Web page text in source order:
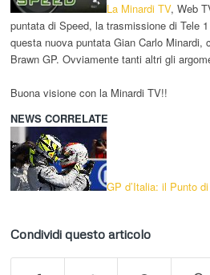
La Minardi TV, Web
puntata di Speed, la trasmissione di Tele
questa nuova puntata Gian Carlo Minardi,
Brawn GP. Ovviamente tanti altri gli
Buona visione con la Minardi TV!!
NEWS CORRELATE
GP d’Italia: il Punto
Condividi questo articolo